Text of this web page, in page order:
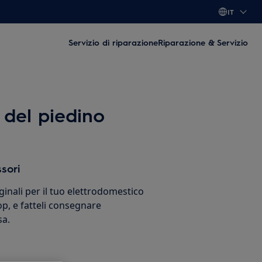
IT
Servizio di riparazioneRiparazione & Servizio
piedino
per il tuo elettrodomestico
e fatteli consegnare